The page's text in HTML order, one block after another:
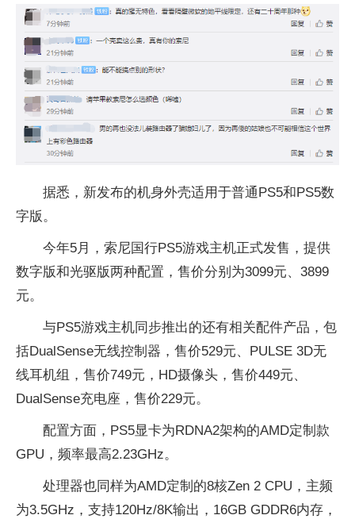
据悉，新发布的机身外壳适用于普通PS5和PS5数
字版。
今年5月，索尼国行PS5游戏主机正式发售，提供
数字版和光驱版两种配置，售价分别为3099元、3899
元。
与PS5游戏主机同步推出的还有相关配件产品，包
括DualSense无线控制器，售价529元、PULSE 3D无
线耳机组，售价749元，HD摄像头，售价449元、
DualSense充电座，售价229元。
配置方面，PS5显卡为RDNA2架构的AMD定制款
GPU，频率最高2.23GHz。
处理器也同样为AMD定制的8核Zen 2 CPU，主频
为3.5GHz，支持120Hz/8K输出，16GB GDDR6内存，